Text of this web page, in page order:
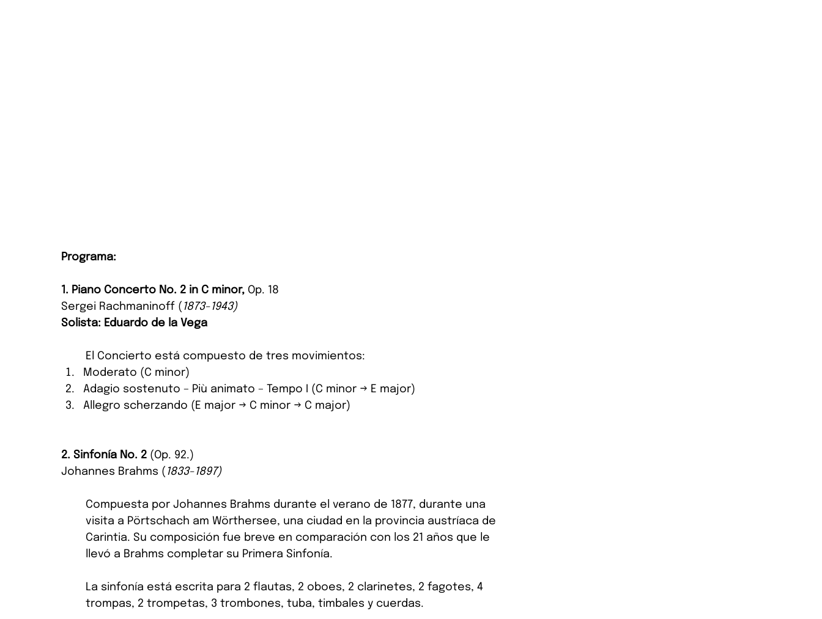
Programa:
1. Piano Concerto No. 2 in C minor, Op. 18
Sergei Rachmaninoff ( 1873-1943)
Solista: Eduardo de la Vega
El Concierto está compuesto de tres movimientos:
Moderato (C minor)
Adagio sostenuto – Più animato – Tempo I (C minor → E major)
Allegro scherzando (E major → C minor → C major)
2. Sinfonía No. 2 (Op. 92.)
Johannes Brahms ( 1833-1897)
Compuesta por Johannes Brahms durante el verano de 1877, durante una
visita a Pörtschach am Wörthersee, una ciudad en la provincia austríaca de
Carintia. Su composición fue breve en comparación con los 21 años que le
llevó a Brahms completar su Primera Sinfonía.
La sinfonía está escrita para 2 flautas, 2 oboes, 2 clarinetes, 2 fagotes, 4
trompas, 2 trompetas, 3 trombones, tuba, timbales y cuerdas.